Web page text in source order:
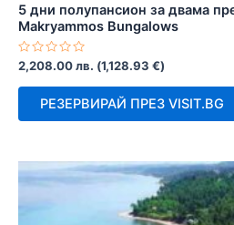
5 дни полупансион за двама
Makryammos Bungalows
Оценено
с
0
2,208.00лв. (1,128.93 €)
РЕЗЕРВИРАЙ ПРЕЗ VISIT.BG